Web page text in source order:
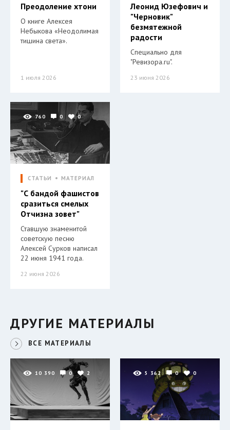
Преодоление хтони
О книге Алексея
Небыкова «Неодолимая
тишина света».
1 июля 2026
Леонид Юзефович и
"Черновик"
безмятежной
радости
Специально для
"Ревизора.ru".
23 июня 2026
760 0 0
СТАТЬИ МАТЕРИАЛ
"С бандой фашистов
сразиться смелых
Отчизна зовет"
Ставшую знаменитой
советскую песню
Алексей Сурков написал
22 июня 1941 года.
22 июня 2026
ДРУГИЕ МАТЕРИАЛЫ
ВСЕ МАТЕРИАЛЫ
10 390 0 2 5 362 0 0